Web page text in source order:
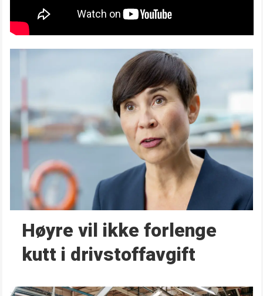
Høyre vil ikke forlenge
kutt i drivstoffavgift